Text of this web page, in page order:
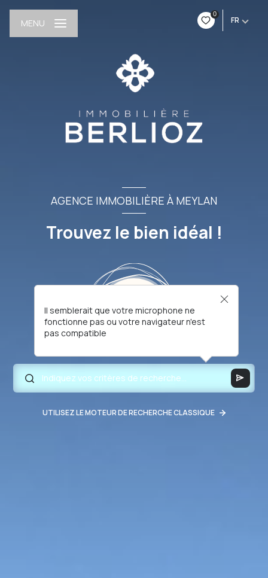
0
FR
MENU
AGENCE IMMOBILIÈRE À MEYLAN
Trouvez le bien idéal !
Il semblerait que votre microphone ne
fonctionne pas ou votre navigateur n'est
pas compatible
UTILISEZ LE MOTEUR DE RECHERCHE CLASSIQUE